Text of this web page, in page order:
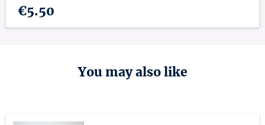
€5.50
You may also like